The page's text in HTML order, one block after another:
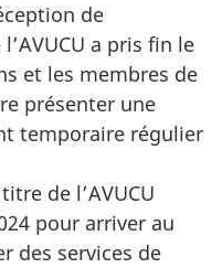
de
a pris fin le
et les membres de
présenter une
temporaire régulier
de l’AVUCU
pour arriver au
des services de